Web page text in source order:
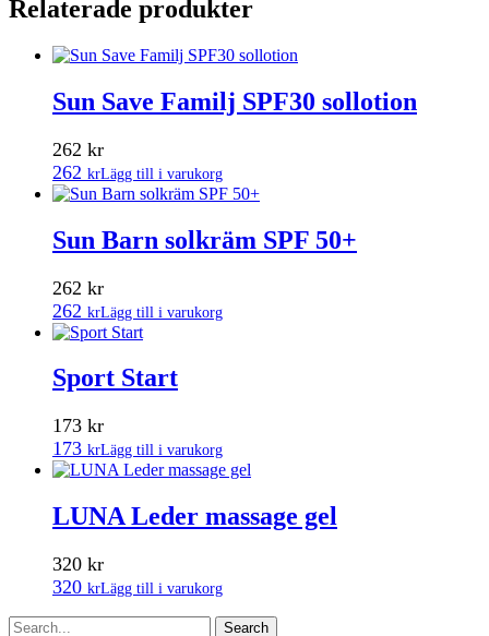
Relaterade produkter
Sun Save Familj SPF30 sollotion
262 kr
262 krLägg till i varukorg
Sun Barn solkräm SPF 50+
262 kr
262 krLägg till i varukorg
Sport Start
173 kr
173 krLägg till i varukorg
LUNA Leder massage gel
320 kr
320 krLägg till i varukorg
Search